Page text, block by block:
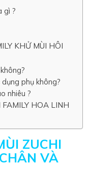
gì ?
KHỬ MÙI HÔI
phụ không?
nhiêu ?
HOA LINH
ZUCHI
VÀ